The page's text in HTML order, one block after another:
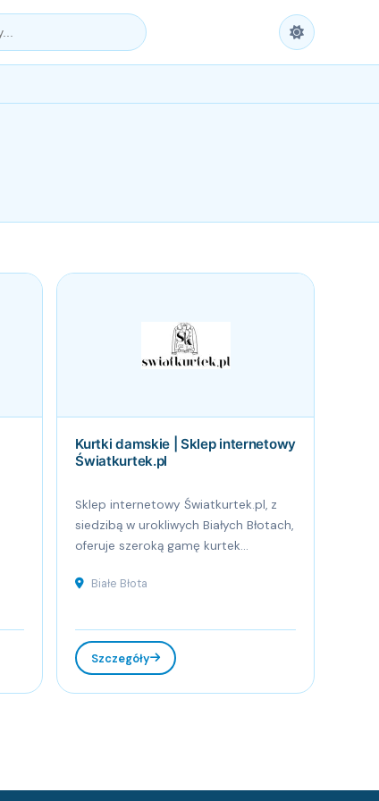
Kurtki damskie | Sklep internetowy
Światkurtek.pl
Sklep internetowy Światkurtek.pl, z
siedzibą w urokliwych Białych Błotach,
oferuje szeroką gamę kurtek...
Białe Błota
Szczegóły